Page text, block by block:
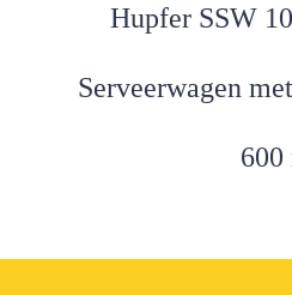
Hupfer SSW
Serveerwagen
600